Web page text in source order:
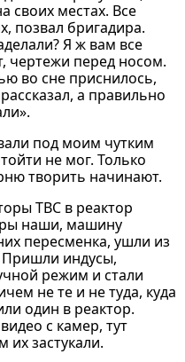
своих местах. Все
позвал бригадира.
Я ж вам все
чертежи перед носом.
во сне приснилось,
а правильно
под моим чутким
не мог. Только
творить начинают.
ТВС в реактор
наши, машину
пересменка, ушли из
Пришли индусы,
режим и стали
не те и не туда, куда
один в реактор.
с камер, тут
застукали.